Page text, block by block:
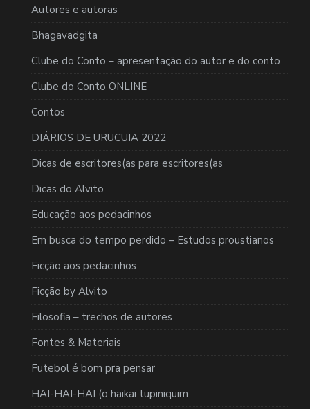
Autores e autoras
Bhagavadgita
Clube do Conto – apresentação do autor e do conto
Clube do Conto ONLINE
Contos
DIÁRIOS DE URUCUIA 2022
Dicas de escritores(as para escritores(as
Dicas do Alvito
Educação aos pedacinhos
Em busca do tempo perdido – Estudos proustianos
Ficção aos pedacinhos
Ficção by Alvito
Filosofia – trechos de autores
Fontes & Materiais
Futebol é bom pra pensar
HAI-HAI-HAI (o haikai tupiniquim